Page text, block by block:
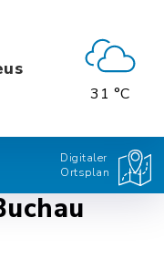
31 °C
Digitaler
Ortsplan